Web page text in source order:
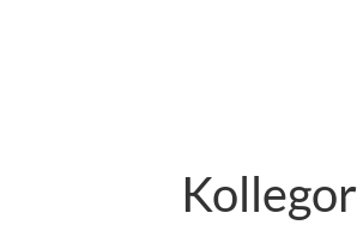
Kollegor